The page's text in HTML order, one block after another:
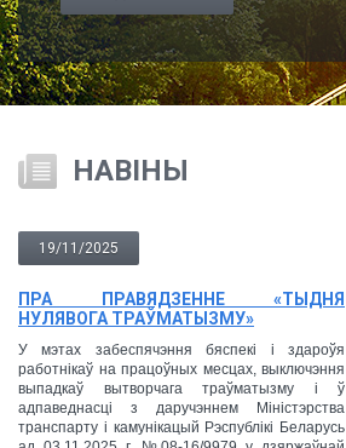
НАВІНЫ
19/11/2025
ПРА ПРАВЯДЗЕННЕ «ТЫДНЯ
НУЛЯВОГА ТРАЎМАТЫЗМУ»
У мэтах забеспячэння бяспекі і здароўя
работнікаў на працоўных месцах, выключэння
выпадкаў вытворчага траўматызму і ў
адпаведнасці з даручэннем Міністэрства
транспарту і камунікацый Рэспублікі Беларусь